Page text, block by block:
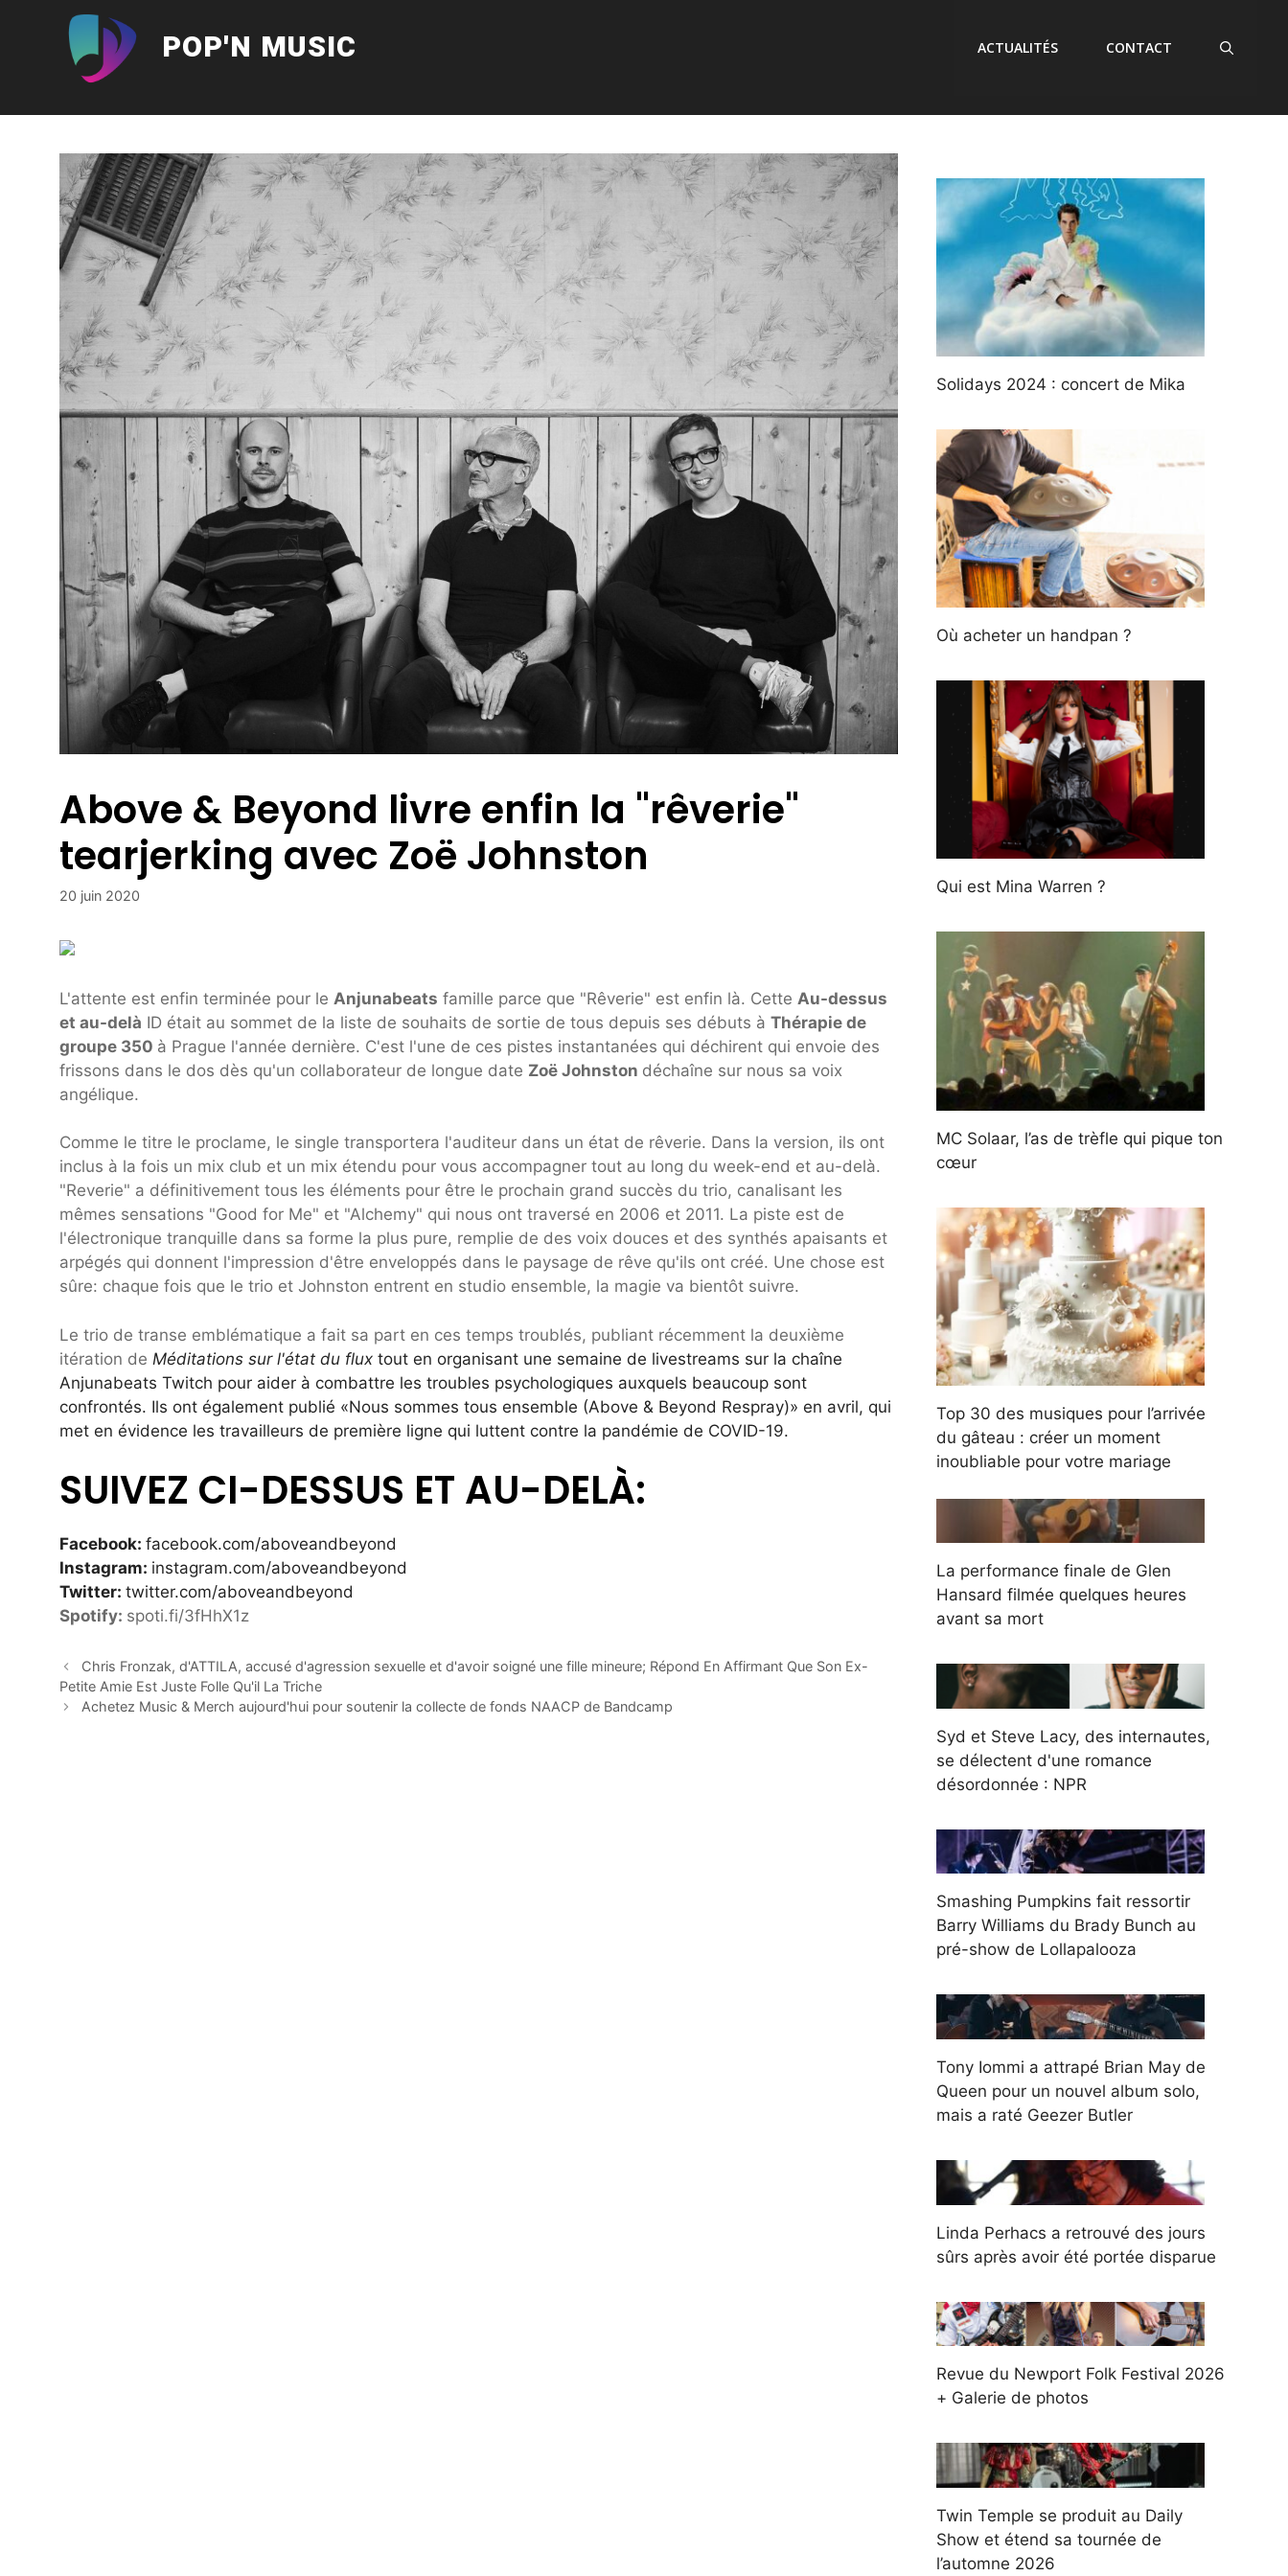
POP'N MUSIC ACTUALITÉS CONTACT
Above & Beyond livre enfin la "rêverie"
tearjerking avec Zoë Johnston
20 juin 2020
L'attente est enfin terminée pour le Anjunabeats famille parce que "Rêverie" est enfin là. Cette Au-dessus
et au-delà ID était au sommet de la liste de souhaits de sortie de tous depuis ses débuts à Thérapie de
groupe 350 à Prague l'année dernière. C'est l'une de ces pistes instantanées qui déchirent qui envoie des
frissons dans le dos dès qu'un collaborateur de longue date Zoë Johnston déchaîne sur nous sa voix
angélique.
Comme le titre le proclame, le single transportera l'auditeur dans un état de rêverie. Dans la version, ils ont
inclus à la fois un mix club et un mix étendu pour vous accompagner tout au long du week-end et au-delà.
"Reverie" a définitivement tous les éléments pour être le prochain grand succès du trio, canalisant les
mêmes sensations "Good for Me" et "Alchemy" qui nous ont traversé en 2006 et 2011. La piste est de
l'électronique tranquille dans sa forme la plus pure, remplie de des voix douces et des synthés apaisants et
arpégés qui donnent l'impression d'être enveloppés dans le paysage de rêve qu'ils ont créé. Une chose est
sûre: chaque fois que le trio et Johnston entrent en studio ensemble, la magie va bientôt suivre.
Le trio de transe emblématique a fait sa part en ces temps troublés, publiant récemment la deuxième
itération de Méditations sur l'état du flux tout en organisant une semaine de livestreams sur la chaîne
Anjunabeats Twitch pour aider à combattre les troubles psychologiques auxquels beaucoup sont
confrontés. Ils ont également publié «Nous sommes tous ensemble (Above & Beyond Respray)» en avril, qui
met en évidence les travailleurs de première ligne qui luttent contre la pandémie de COVID-19.
SUIVEZ CI-DESSUS ET AU-DELÀ:
Facebook: facebook.com/aboveandbeyond
Instagram: instagram.com/aboveandbeyond
Twitter: twitter.com/aboveandbeyond
Spotify: spoti.fi/3fHhX1z
Chris Fronzak, d'ATTILA, accusé d'agression sexuelle et d'avoir soigné une fille mineure; Répond En Affirmant Que Son Ex-
Petite Amie Est Juste Folle Qu'il La Triche
Achetez Music & Merch aujourd'hui pour soutenir la collecte de fonds NAACP de Bandcamp
Solidays 2024 : concert de Mika
Où acheter un handpan ?
Qui est Mina Warren ?
MC Solaar, l’as de trèfle qui pique ton
cœur
Top 30 des musiques pour l’arrivée
du gâteau : créer un moment
inoubliable pour votre mariage
La performance finale de Glen
Hansard filmée quelques heures
avant sa mort
Syd et Steve Lacy, des internautes,
se délectent d'une romance
désordonnée : NPR
Smashing Pumpkins fait ressortir
Barry Williams du Brady Bunch au
pré-show de Lollapalooza
Tony Iommi a attrapé Brian May de
Queen pour un nouvel album solo,
mais a raté Geezer Butler
Linda Perhacs a retrouvé des jours
sûrs après avoir été portée disparue
Revue du Newport Folk Festival 2026
+ Galerie de photos
Twin Temple se produit au Daily
Show et étend sa tournée de
l’automne 2026